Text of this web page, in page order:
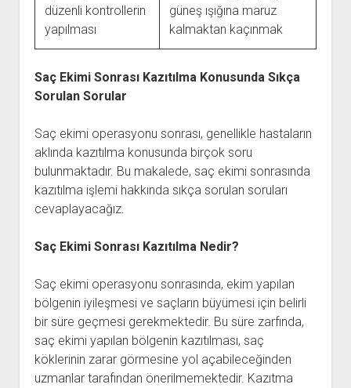
düzenli kontrollerin
yapılması
güneş ışığına maruz
kalmaktan kaçınmak
Saç Ekimi Sonrası Kazıtılma Konusunda Sıkça
Sorulan Sorular
Saç ekimi operasyonu sonrası, genellikle hastaların
aklında kazıtılma konusunda birçok soru
bulunmaktadır. Bu makalede, saç ekimi sonrasında
kazıtılma işlemi hakkında sıkça sorulan soruları
cevaplayacağız.
Saç Ekimi Sonrası Kazıtılma Nedir?
Saç ekimi operasyonu sonrasında, ekim yapılan
bölgenin iyileşmesi ve saçların büyümesi için belirli
bir süre geçmesi gerekmektedir. Bu süre zarfında,
saç ekimi yapılan bölgenin kazıtılması, saç
köklerinin zarar görmesine yol açabileceğinden
uzmanlar tarafından önerilmemektedir. Kazıtma